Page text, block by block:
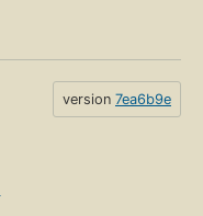
version 7ea6b9e